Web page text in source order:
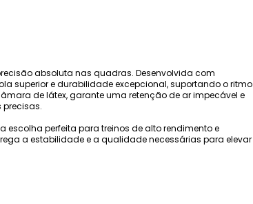
absoluta nas quadras. Desenvolvida com
superior e durabilidade excepcional, suportando o ritmo
de látex, garante uma retenção de ar impecável e
perfeita para treinos de alto rendimento e
a estabilidade e a qualidade necessárias para elevar